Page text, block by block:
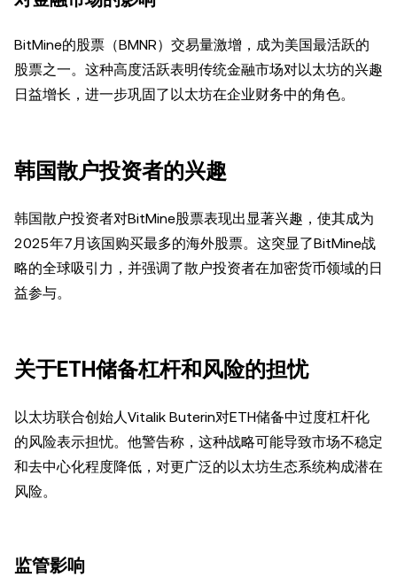
BitMine的股票（BMNR）交易量激增，成为美国最活跃的
股票之一。这种高度活跃表明传统金融市场对以太坊的兴趣
日益增长，进一步巩固了以太坊在企业财务中的角色。
韩国散户投资者的兴趣
韩国散户投资者对BitMine股票表现出显著兴趣，使其成为
2025年7月该国购买最多的海外股票。这突显了BitMine战
略的全球吸引力，并强调了散户投资者在加密货币领域的日
益参与。
关于ETH储备杠杆和风险的担忧
以太坊联合创始人Vitalik Buterin对ETH储备中过度杠杆化
的风险表示担忧。他警告称，这种战略可能导致市场不稳定
和去中心化程度降低，对更广泛的以太坊生态系统构成潜在
风险。
监管影响